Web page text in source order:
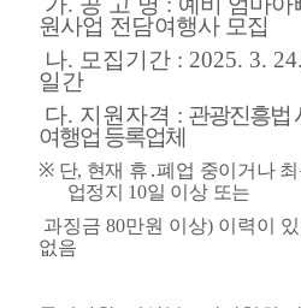
원사업 전담여행사 모집
나. 모집기간 : 2025. 3.
일간
다. 지원자격 : 관광진흥법
여행업 등록업체
※ 단, 현재 휴 ․폐업 중이거나
업정지 10일 이상 또는
과징금 80만원 이상) 이력이
없음